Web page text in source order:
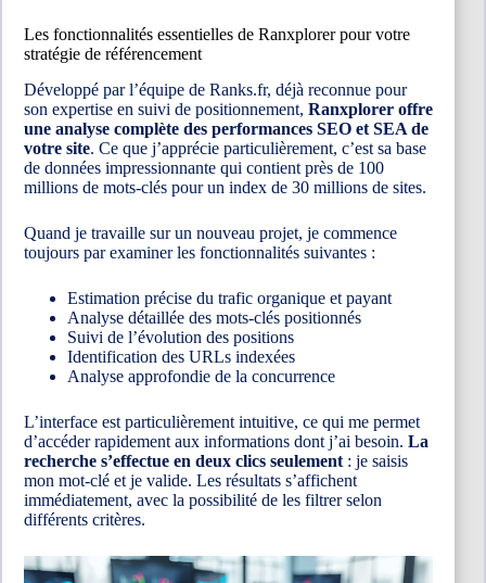
Les fonctionnalités essentielles de Ranxplorer pour votre
stratégie de référencement
Développé par l’équipe de Ranks.fr, déjà reconnue pour
son expertise en suivi de positionnement, Ranxplorer offre
une analyse complète des performances SEO et SEA de
votre site. Ce que j’apprécie particulièrement, c’est sa base
de données impressionnante qui contient près de 100
millions de mots-clés pour un index de 30 millions de sites.
Quand je travaille sur un nouveau projet, je commence
toujours par examiner les fonctionnalités suivantes :
Estimation précise du trafic organique et payant
Analyse détaillée des mots-clés positionnés
Suivi de l’évolution des positions
Identification des URLs indexées
Analyse approfondie de la concurrence
L’interface est particulièrement intuitive, ce qui me permet
d’accéder rapidement aux informations dont j’ai besoin. La
recherche s’effectue en deux clics seulement : je saisis
mon mot-clé et je valide. Les résultats s’affichent
immédiatement, avec la possibilité de les filtrer selon
différents critères.